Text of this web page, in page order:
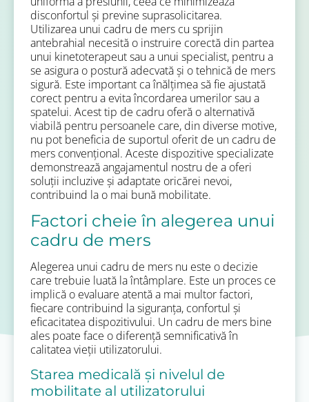
disconfortul și previne suprasolicitarea.
Utilizarea unui cadru de mers cu sprijin
antebrahial necesită o instruire corectă din partea
unui kinetoterapeut sau a unui specialist, pentru a
se asigura o postură adecvată și o tehnică de mers
sigură. Este important ca înălțimea să fie ajustată
corect pentru a evita încordarea umerilor sau a
spatelui. Acest tip de cadru oferă o alternativă
viabilă pentru persoanele care, din diverse motive,
nu pot beneficia de suportul oferit de un cadru de
mers convențional. Aceste dispozitive specializate
demonstrează angajamentul nostru de a oferi
soluții incluzive și adaptate oricărei nevoi,
contribuind la o mai bună mobilitate.
Factori cheie în alegerea unui
cadru de mers
Alegerea unui cadru de mers nu este o decizie
care trebuie luată la întâmplare. Este un proces ce
implică o evaluare atentă a mai multor factori,
fiecare contribuind la siguranța, confortul și
eficacitatea dispozitivului. Un cadru de mers bine
ales poate face o diferență semnificativă în
calitatea vieții utilizatorului.
Starea medicală și nivelul de
mobilitate al utilizatorului